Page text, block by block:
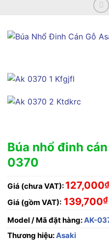
Búa nhổ đinh
0370
Giá (chưa VAT): 127,000₫
Giá (gồm VAT): 139,700₫
Model / Mã đặt hàng:AK-
Thương hiệu:Asaki